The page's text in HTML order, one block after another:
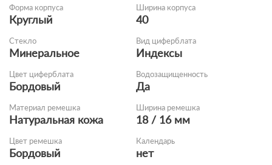
Форма корпуса
Круглый
Ширина корпуса
40
Стекло
Минеральное
Вид циферблата
Индексы
Цвет циферблата
Бордовый
Водозащищенность
Да
Материал ремешка
Натуральная кожа
Ширина ремешка
18 / 16 мм
Цвет ремешка
Бордовый
Календарь
нет